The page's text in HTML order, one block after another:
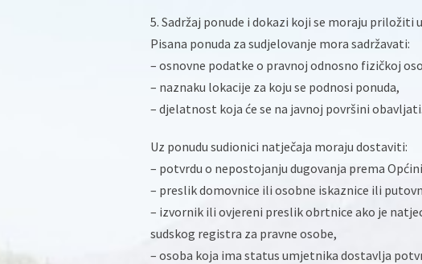
5. Sadržaj ponude i dokazi koji se moraju priložiti
Pisana ponuda za sudjelovanje mora sadržavati:
– osnovne podatke o pravnoj odnosno fizičkoj
– naznaku lokacije za koju se podnosi ponuda,
– djelatnost koja će se na javnoj površini obavljati.
Uz ponudu sudionici natječaja moraju dostaviti:
– potvrdu o nepostojanju dugovanja prema
– preslik domovnice ili osobne iskaznice ili
– izvornik ili ovjereni preslik obrtnice ako je
sudskog registra za pravne osobe,
– osoba koja ima status umjetnika dostavlja